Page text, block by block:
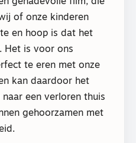
genadevolle film, die
of onze kinderen
en hoop is dat het
Het is voor ons
te eren met onze
kan daardoor het
een verloren thuis
gehoorzamen met